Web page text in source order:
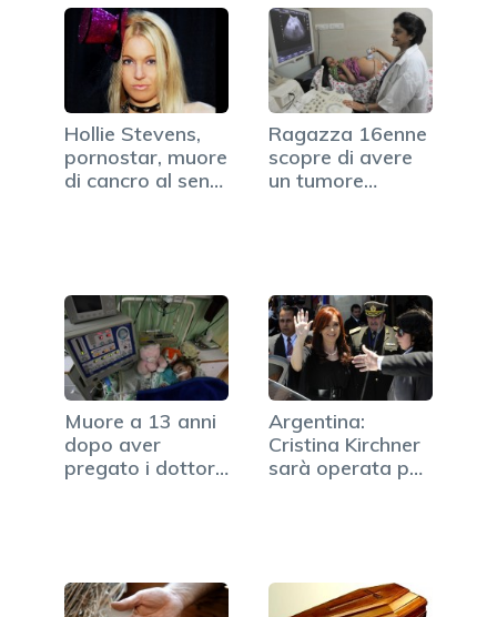
Hollie Stevens,
pornostar, muore
di cancro al seno
Ragazza 16enne
scopre di avere
un tumore
Muore a 13 anni
dopo aver
pregato i dottori
Argentina:
Cristina Kirchner
sarà operata per